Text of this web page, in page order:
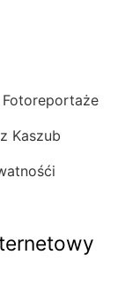
Fotoreportaże
Kaszub